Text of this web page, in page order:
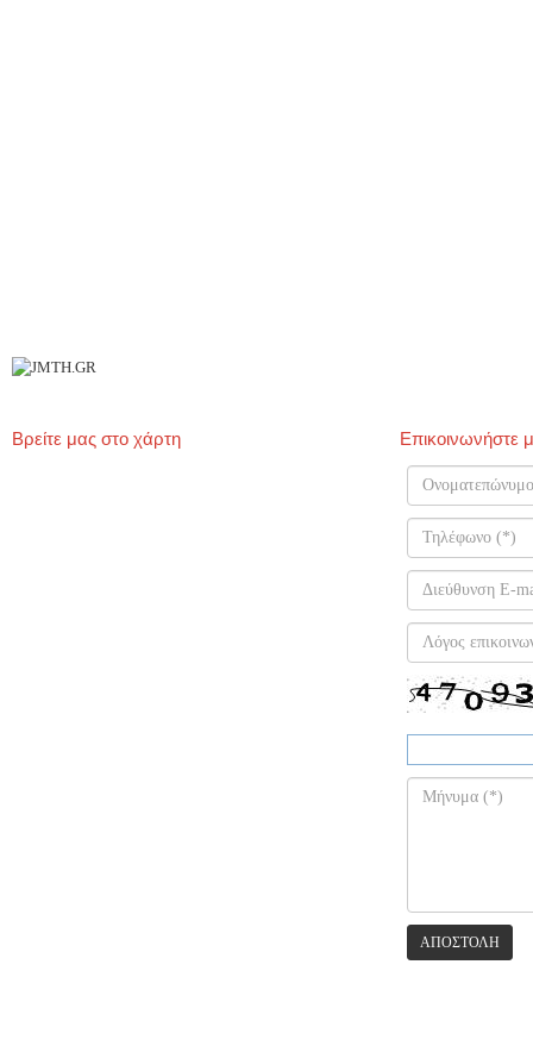
Βρείτε μας στο χάρτη Επικοινωνήστε